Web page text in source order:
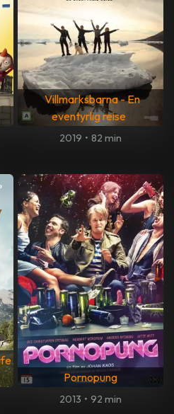
Villmarksbarna - En
eventyrlig reise
2019 • 82 min
Pornopung
2013 • 92 min